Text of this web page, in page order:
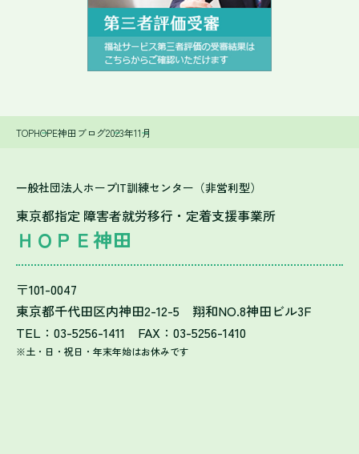
TOPHOPE神田ブログ2023年11月
一般社団法人ホープIT訓練センター（非営利型）
東京都指定 障害者就労移行・定着支援事業所
ＨＯＰＥ神田
〒101-0047
東京都千代田区内神田2-12-5 翔和NO.8神田ビル3F
TEL：03-5256-1411 FAX：03-5256-1410
※土・日・祝日・年末年始はお休みです